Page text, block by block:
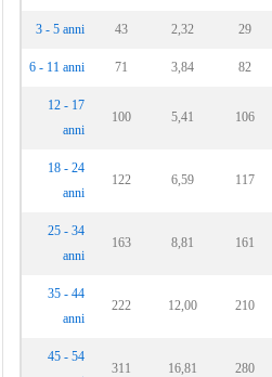
3 - 5 anni 43 2,32 29
6 - 11 anni 71 3,84 82
12 - 17
anni
100 5,41 106
18 - 24
anni
122 6,59 117
25 - 34
anni
163 8,81 161
35 - 44
anni
222 12,00 210
45 - 54
311 16,81 280